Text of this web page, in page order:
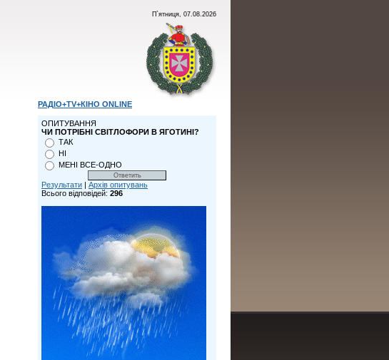
П`ятниця, 07.08.2026
РАДІО+TV+КІНО ONLINE
ОПИТУВАННЯ
ЧИ ПОТРІБНІ СВІТЛОФОРИ В ЯГОТИНІ?
ТАК
НІ
МЕНІ ВСЕ-ОДНО
Результати | Архів опитувань
Всього відповідей: 296